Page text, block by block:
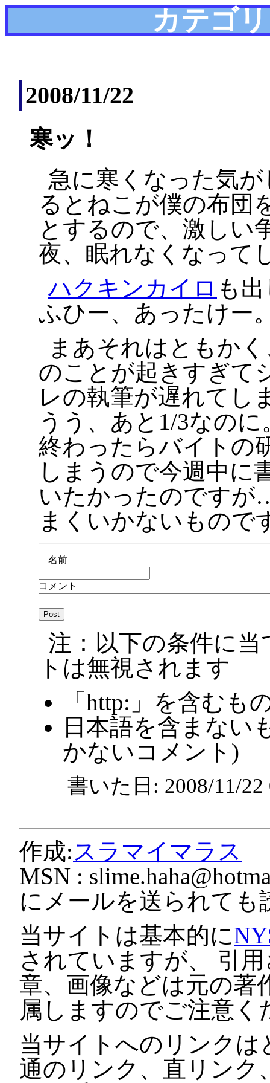
カテゴ
2008/11/22
寒ッ！
急に寒くなった気
るとねこが僕の布団
とするので、激しい
夜、眠れなくなって
ハクキンカイロ も
ふひー、あったけー
まあそれはともか
のことが起きすぎて
レの執筆が遅れてし
うう、あと1/3なの
終わったらバイトの
しまうので今週中に
いたかったのです
まくいかないもので
名前
コメント
注：以下の条件に
トは無視されます
「http:」を含むも
日本語を含まない
かないコメント)
書いた日: 2008/11/
作成:スラマイマラス
MSN :
にメールを送られても
当サイトは基本的に
されていますが、 引
章、画像などは元の著
属しますのでご注意く
当サイトへのリンクは
通のリンク、直リンク